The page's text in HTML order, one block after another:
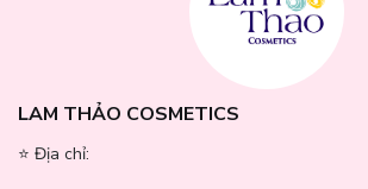
LAM THẢO COSMETICS
⭐️ Địa chỉ: